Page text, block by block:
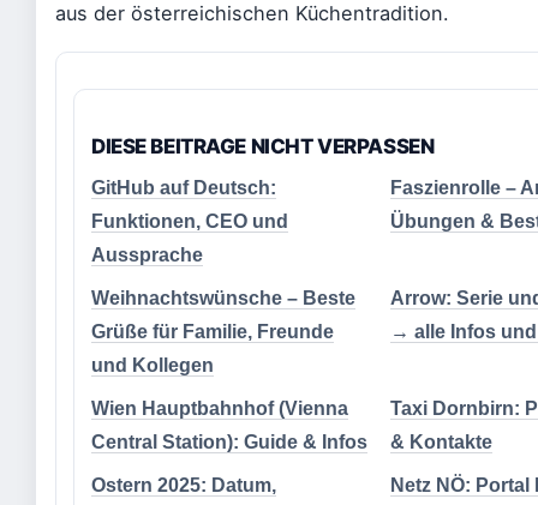
aus der österreichischen Küchentradition.
DIESE BEITRAGE NICHT VERPASSEN
GitHub auf Deutsch:
Funktionen, CEO und
Aussprache
Faszienrolle –
Übungen &
Weihnachtswünsche – Beste
Grüße für Familie, Freunde
und Kollegen
Arrow: Serie
→ alle Infos
Wien Hauptbahnhof (Vienna
Central Station): Guide & Infos
Taxi Dornbirn:
& Kontakte
Ostern 2025: Datum,
Netz NÖ: Portal